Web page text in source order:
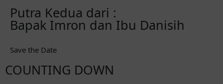
Putra Kedua dari :
Bapak Imron dan Ibu Danisih
Save the Date
COUNTING DOWN